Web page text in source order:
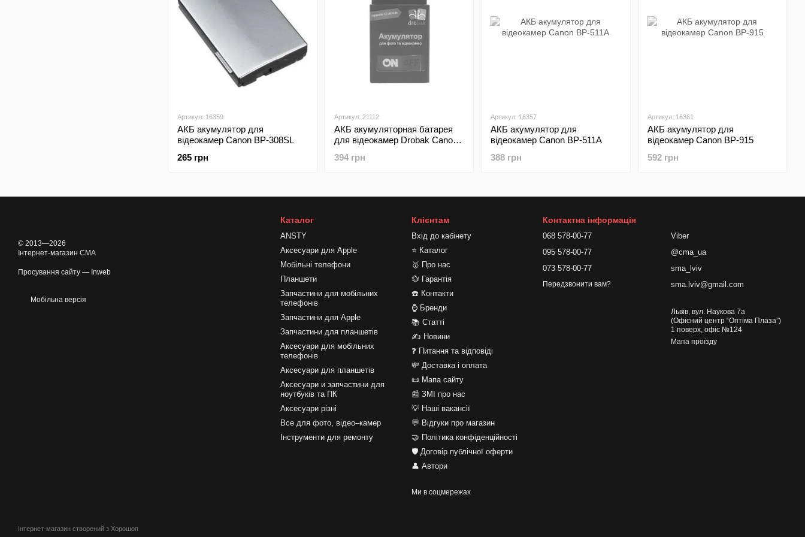
Артикул: 16359
АКБ акумулятор для
відеокамер Canon BP-308SL
265 грн
Артикул: 21112
АКБ акумуляторная батарея
для відеокамер Drobak Canon
394 грн
Артикул: 16357
АКБ акумулятор для
відеокамер Canon BP-511A
388 грн
Артикул: 16361
АКБ акумулятор для
відеокамер Canon BP-915
592 грн
© 2013—2026
Інтернет-магазин CMA
Просування сайту — Inweb
Мобільна версія
Інтернет-магазин створений з Хорошоп
Каталог
ANSTY
Аксесуари для Apple
Мобільні телефони
Планшети
Запчастини для мобільних
телефонів
Запчастини для Apple
Запчастини для планшетів
Аксесуари для мобільних
телефонів
Аксесуари для планшетів
Аксесуари и запчастини для
ноутбуків та ПК
Аксесуари різні
Все для фото, відео–камер
Інструменти для ремонту
Клієнтам
Вхід до кабінету
⭐ Каталог
🥇 Про нас
💱 Гарантія
☎️ Контакти
⌚ Бренди
📚 Статті
✍ Новини
❓ Питання та відповіді
💸 Доставка і оплата
📜 Мапа сайту
📰 ЗМІ про нас
💡 Наші вакансії
💬 Відгуки про магазин
🤝 Політика конфіденційності
🛡️ Договір публічної оферти
👤 Автори
Ми в соцмережах
Контактна інформація
068 578-00-77
095 578-00-77
073 578-00-77
Передзвонити вам?
Viber
@cma_ua
sma_lviv
sma.lviv@gmail.com
Львів, вул. Наукова 7а
(Офісний центр “Оптіма Плаза”)
1 поверх, офіс №124
Мапа проїзду